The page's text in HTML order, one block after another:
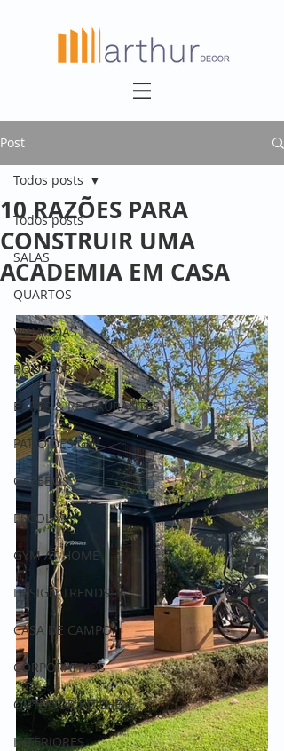
Post
Todos posts
SALAS
QUARTOS
VARANDAS
ROOFTOP
BARES & RESTAURANTES
PATIO DESIGN
GAZEBOS
ESCOLAS
GYM AT HOME
DESIGN TRENDS
CASA DE CAMPO
CORPORATIVOS
OUTDOOR KITCHEN
INTERIORES
Todos posts
10 RAZÕES PARA
CONSTRUIR UMA
ACADEMIA EM CASA